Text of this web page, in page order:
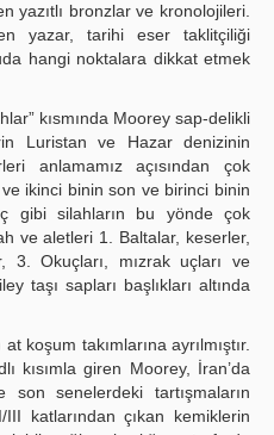
yazıtlı bronzlar ve kronolojileri.
yazar, tarihi eser taklitçiliği
hangi noktalara dikkat etmek
kısmında Moorey sap-delikli
Luristan ve Hazar denizinin
anlamamız açısından çok
ikinci binin son ve birinci binin
gibi silahların bu yönde çok
ve aletleri 1. Baltalar, keserler,
3. Okuçları, mızrak uçları ve
taşı sapları başlıkları altında
koşum takımlarına ayrılmıştır.
kısımla giren Moorey, İran’da
son senelerdeki tartışmaların
katlarından çıkan kemiklerin